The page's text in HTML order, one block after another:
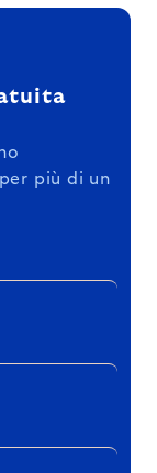
più di un